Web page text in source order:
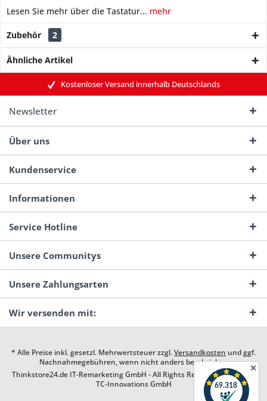
Lesen Sie mehr über die Tastatur... mehr
Zubehör 2
Ähnliche Artikel
Kostenloser Versand innerhalb Deutschlands
Newsletter
Über uns
Kundenservice
Informationen
Service Hotline
Unsere Communitys
Unsere Zahlungsarten
Wir versenden mit:
* Alle Preise inkl. gesetzl. Mehrwertsteuer zzgl.Versandkosten und ggf.
Nachnahmegebühren, wenn nicht anders beschrieben
Thinkstore24.de IT-Remarketing GmbH - All Rights Reserved. Design by
TC-Innovations GmbH
✕